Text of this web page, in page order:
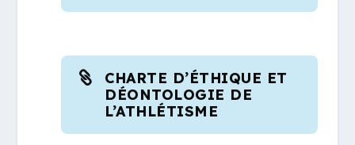
CHARTE D’ÉTHIQUE ET
DÉONTOLOGIE DE
L’ATHLÉTISME